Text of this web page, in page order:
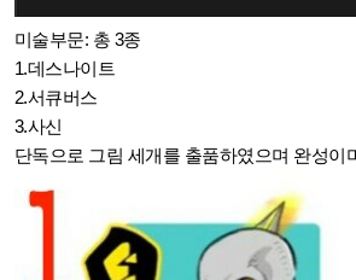
미술부문: 총 3종
1.데스나이트
2.서큐버스
3.사신
단독으로 그림 세개를 출품하였으며 완성